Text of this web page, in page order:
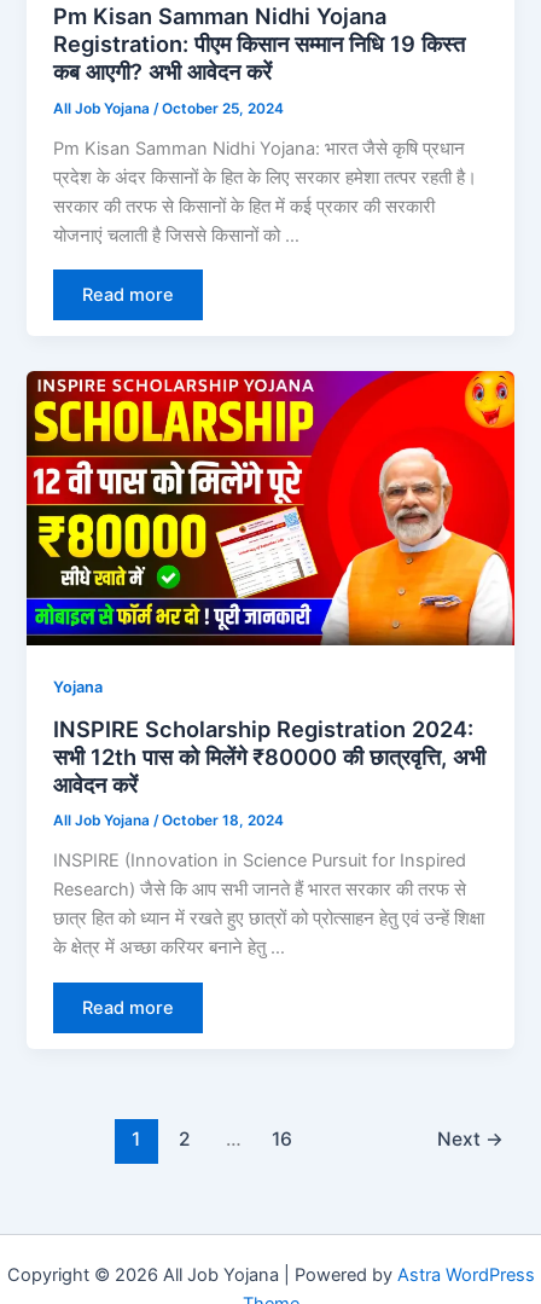
Pm Kisan Samman Nidhi Yojana
Registration: पीएम किसान सम्मान निधि 19 किस्त
कब आएगी? अभी आवेदन करें
All Job Yojana/October 25, 2024
Pm Kisan Samman Nidhi Yojana: भारत जैसे कृषि प्रधान
प्रदेश के अंदर किसानों के हित के लिए सरकार हमेशा तत्पर रहती है।
सरकार की तरफ से किसानों के हित में कई प्रकार की सरकारी
योजनाएं चलाती है जिससे किसानों को …
Read more
Yojana
INSPIRE Scholarship Registration 2024:
सभी 12th पास को मिलेंगे ₹80000 की छात्रवृत्ति, अभी
आवेदन करें
All Job Yojana/October 18, 2024
INSPIRE (Innovation in Science Pursuit for Inspired
Research) जैसे कि आप सभी जानते हैं भारत सरकार की तरफ से
छात्र हित को ध्यान में रखते हुए छात्रों को प्रोत्साहन हेतु एवं उन्हें शिक्षा
के क्षेत्र में अच्छा करियर बनाने हेतु …
Read more
1 2 … 16 Next →
Copyright © 2026 All Job Yojana | Powered by Astra WordPress